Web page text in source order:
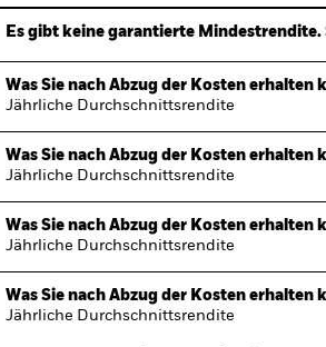
Es gibt keine garantierte
Was Sie nach Abzug der Kosten erhalten
Jährliche Durchschnittsrendite
Was Sie nach Abzug der Kosten erhalten
Jährliche Durchschnittsrendite
Was Sie nach Abzug der Kosten erhalten
Jährliche Durchschnittsrendite
Was Sie nach Abzug der Kosten erhalten
Jährliche Durchschnittsrendite